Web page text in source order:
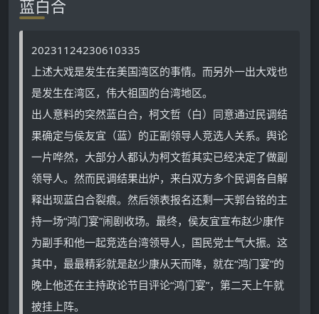
蓝白合
20231124230610335
上述大戏是发生在美国湾区的事情。而另外一出大戏也
是发生在湾区，伟大祖国的台湾地区。
出人意料的突然蓝白合，柯文哲（白）同意通过民调结
果确定与侯友宜（蓝）的正副领导人竞选人关系。舆论
一片哗然，大部分人都认为柯文哲其实已经决定了做副
领导人。然而民调结果出炉，来白双方多个民调各自解
释出现蓝白合裂痕。然后领表报名还剩一天郭台铭的主
持一场“鸿门宴”闹剧收场。最终，侯友宜宣布赵少康作
为副手和他一起竞选台湾领导人，国民党士气大振。这
其中，最最精彩就是赵少康从天而降，就在“鸿门宴”的
晚上他还在主持政论节目评论“鸿门宴”，第二天上午就
披挂上阵。